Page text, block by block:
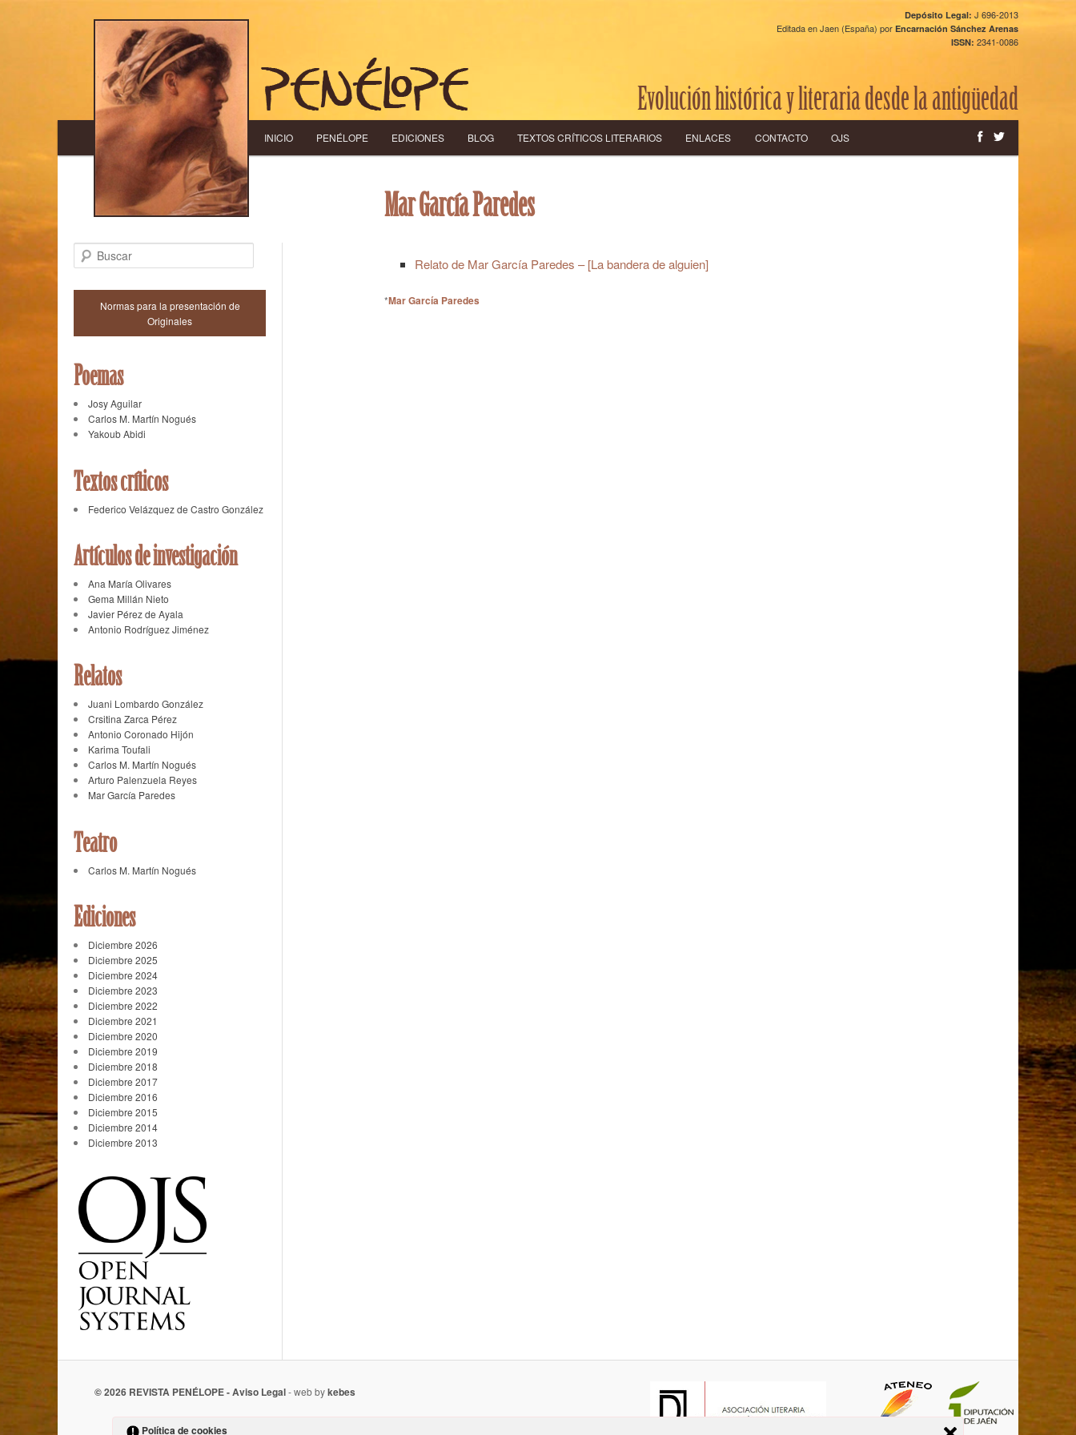
Evolución histórica y literaria desde la antigüedad
Depósito Legal: J 696-2013
Editada en Jaen (España) por Encarnación Sánchez Arenas
ISSN: 2341-0086
Menú principal IR AL CONTENIDO PRINCIPAL
IR AL CONTENIDO SECUNDARIO
INICIO PENÉLOPE EDICIONES BLOG TEXTOS CRÍTICOS LITERARIOS ENLACES CONTACTO OJS
Mar García Paredes
Relato de Mar García Paredes – [La bandera de alguien]
*Mar García Paredes
Buscar
Normas para la presentación de
Originales
Poemas
Josy Aguilar
Carlos M. Martín Nogués
Yakoub Abidi
Textos críticos
Federico Velázquez de Castro González
Artículos de investigación
Ana María Olivares
Gema Millán Nieto
Javier Pérez de Ayala
Antonio Rodríguez Jiménez
Relatos
Juani Lombardo González
Crsitina Zarca Pérez
Antonio Coronado Hijón
Karima Toufali
Carlos M. Martín Nogués
Arturo Palenzuela Reyes
Mar García Paredes
Teatro
Carlos M. Martín Nogués
Ediciones
Diciembre 2026
Diciembre 2025
Diciembre 2024
Diciembre 2023
Diciembre 2022
Diciembre 2021
Diciembre 2020
Diciembre 2019
Diciembre 2018
Diciembre 2017
Diciembre 2016
Diciembre 2015
Diciembre 2014
Diciembre 2013
© 2026 REVISTA PENÉLOPE -Aviso Legal- web bykebes
Política de cookies